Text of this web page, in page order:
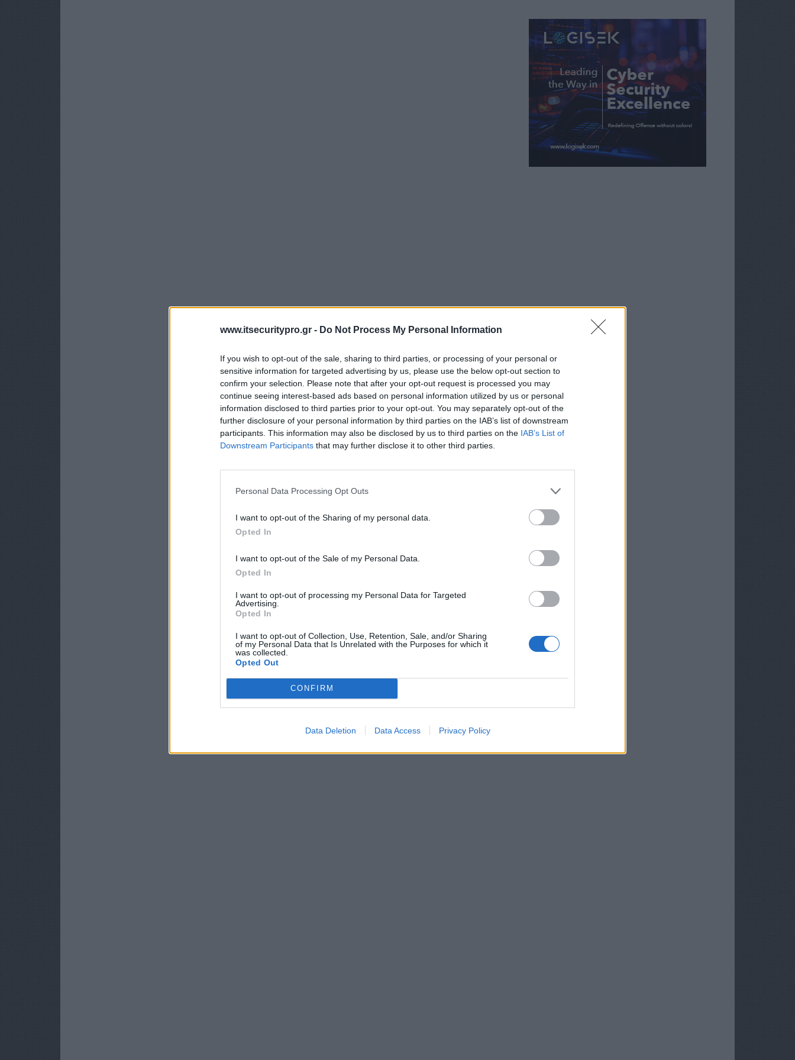
www.itsecuritypro.gr - Do Not Process My Personal Information
If you wish to opt-out of the sale, sharing to third parties, or processing of your personal or
sensitive information for targeted advertising by us, please use the below opt-out section to
confirm your selection. Please note that after your opt-out request is processed you may
continue seeing interest-based ads based on personal information utilized by us or personal
information disclosed to third parties prior to your opt-out. You may separately opt-out of the
further disclosure of your personal information by third parties on the IAB’s list of downstream
participants. This information may also be disclosed by us to third parties on the IAB’s List of
Downstream Participants that may further disclose it to other third parties.
Personal Data Processing Opt Outs
I want to opt-out of the Sharing of my personal data.
Opted In
I want to opt-out of the Sale of my Personal Data.
Opted In
I want to opt-out of processing my Personal Data for Targeted
Advertising.
Opted In
I want to opt-out of Collection, Use, Retention, Sale, and/or Sharing
of my Personal Data that Is Unrelated with the Purposes for which it
was collected.
Opted Out
CONFIRM
Data Deletion Data Access Privacy Policy